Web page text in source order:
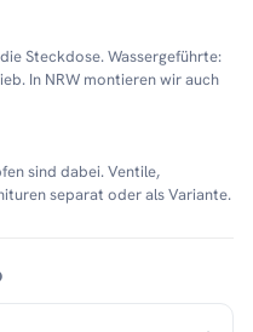
Steckdose. Wassergeführte:
In NRW montieren wir auch
sind dabei. Ventile,
separat oder als Variante.